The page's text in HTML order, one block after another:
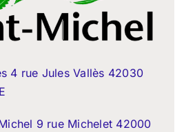
4 rue Jules Vallès 42030
9 rue Michelet 42000